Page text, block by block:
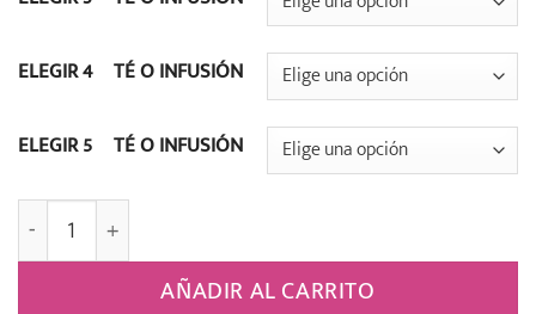
ELEGIR 4º TÉ O INFUSIÓN
ELEGIR 5º TÉ O INFUSIÓN
Estuche Regalo 5 Tés e Infusiones 002 cantidad
AÑADIR AL CARRITO